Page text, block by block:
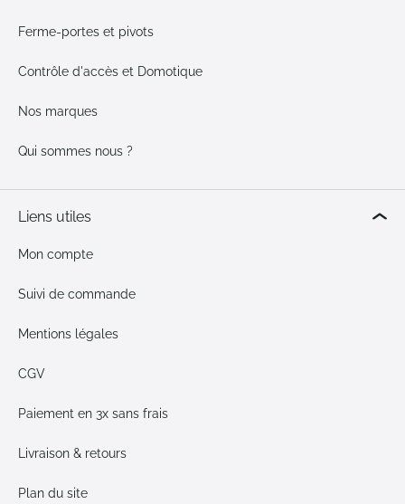
Ferme-portes et pivots
Contrôle d'accès et Domotique
Nos marques
Qui sommes nous ?
Liens utiles
Mon compte
Suivi de commande
Mentions légales
CGV
Paiement en 3x sans frais
Livraison & retours
Plan du site